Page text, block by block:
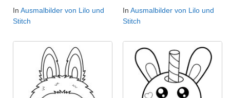
In Ausmalbilder von Lilo und
Stitch
In Ausmalbilder von Lilo und
Stitch